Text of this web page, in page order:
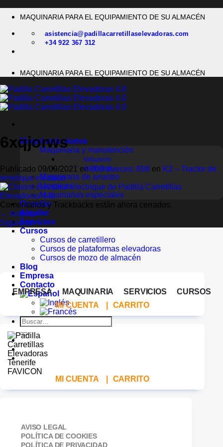
MAQUINARIA PARA EL EQUIPAMIENTO DE SU ALMACÉN
asistencia@padillacarretillaselevadoras.com
+34 922 367 312
MAQUINARIA PARA EL EQUIPAMIENTO DE SU ALMACÉN
Maquinaria nueva
Maquinaria y manutención
Mitsubishi
MB Forklift
Maquinaria de arrastre
Limpieza
Maquinarias especiales
Ocasión
Alquiler
Servicios
Cursos
Cursos de carretillero
Cursos de plataformas elevadoras
Cursos de mozo de almacén
Blog
Empresa
Contacto
Buscar
por:
6xqjorws
Publicado 09/09/2021en800 &veces; 698 en K2 – Tractor de
remolque eléctrico
Comentarios y Trackbacks están ahora cerrados.
← Anterior
Siguiente→
EMPRESA MAQUINARIA SERVICIOS
CURSOS
MI CUENTA
CARRITO
MI CUENTA CARRITO
AVISO LEGAL
POLÍTICA DE COOKIES
POLÍTICA DE PRIVACIDAD